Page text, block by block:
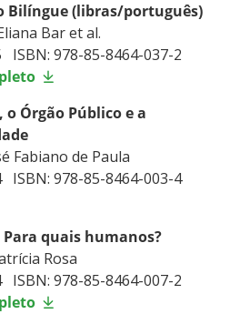
Bilíngue (libras/português)
Bar et al.
ISBN: 978-85-8464-037-2
o Órgão Público e a
Fabiano de Paula
ISBN: 978-85-8464-003-4
quais humanos?
Rosa
ISBN: 978-85-8464-007-2